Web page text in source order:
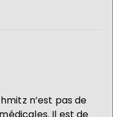
n’est pas de
Il est de